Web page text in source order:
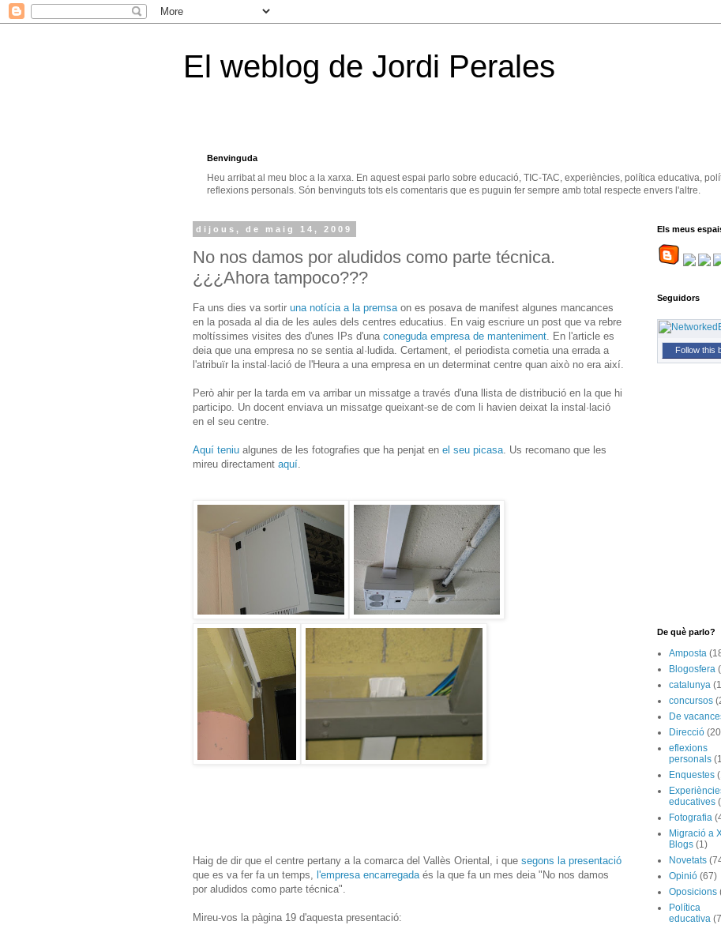
El weblog de Jordi Perales
Benvinguda
Heu arribat al meu bloc a la xarxa. En aquest espai parlo sobre educació, TIC-TAC, experiències, política educativa,
reflexions personals. Són benvinguts tots els comentaris que es puguin fer sempre amb total respecte envers l'altre.
dijous, de maig 14, 2009
No nos damos por aludidos como parte técnica.
¿¿¿Ahora tampoco???
Fa uns dies va sortir una notícia a la premsa on es posava de manifest algunes mancances
en la posada al dia de les aules dels centres educatius. En vaig escriure un post que va rebre
moltíssimes visites des d'unes IPs d'una coneguda empresa de manteniment . En l'article es
deia que una empresa no se sentia al·ludida. Certament, el periodista cometia una errada a
l'atribuïr la instal·lació de l'Heura a una empresa en un determinat centre quan això no era així.
Però ahir per la tarda em va arribar un missatge a través d'una llista de distribució en la que hi
participo. Un docent enviava un missatge queixant-se de com li havien deixat la instal·lació
en el seu centre.
Aquí teniu algunes de les fotografies que ha penjat en el seu picasa . Us recomano que les
mireu directament aquí
Haig de dir que el centre pertany a la comarca del Vallès Oriental, i que segons la presentació
que es va fer fa un temps, l'empresa encarregada és la que fa un mes deia "No nos damos
por aludidos como parte técnica".
Mireu-vos la pàgina 19 d'aquesta presentació:
Els meus
Seguidors
Follow this
De què parlo?
Amposta
Blogosfera
catalunya
concursos
De
Direcció
eflexions
personals
Enquestes
educatives
Fotografia
Migració a
Blogs (1)
Novetats
Opinió (67)
Oposicions
Política
educativa